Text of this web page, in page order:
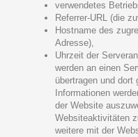
verwendetes
Referrer-URL (die
Hostname des
Adresse),
Uhrzeit der
werden an einen
übertragen und dort
Informationen
der Website
Websiteaktivitäten
weitere mit der